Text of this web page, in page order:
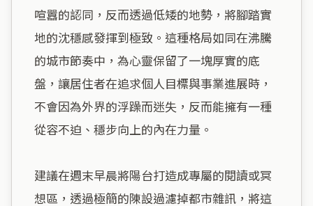
喧囂的認同，反而透過低矮的地勢，將腳踏實
地的沈穩感發揮到極致。這種格局如同在沸騰
的城市節奏中，為心靈保留了一塊厚實的底
盤，讓居住者在追求個人目標與事業進展時，
不會因為外界的浮躁而迷失，反而能擁有一種
從容不迫、穩步向上的內在力量。
建議在週末早晨將陽台打造成專屬的閱讀或冥
想區，透過極簡的陳設過濾掉都市雜訊，將這